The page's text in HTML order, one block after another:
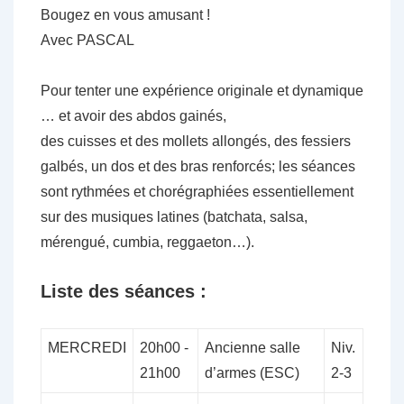
Bougez en vous amusant !
Avec PASCAL
Pour tenter une expérience originale et dynamique
… et avoir des abdos gainés,
des cuisses et des mollets allongés, des fessiers
galbés, un dos et des bras renforcés; les séances
sont rythmées et chorégraphiées essentiellement
sur des musiques latines (batchata, salsa,
mérengué, cumbia, reggaeton…).
Liste des séances :
MERCREDI
20h00 -
21h00
Ancienne salle
d’armes (ESC)
Niv.
2-3